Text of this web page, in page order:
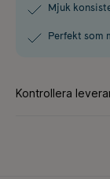
Mjuk
Perfekt som